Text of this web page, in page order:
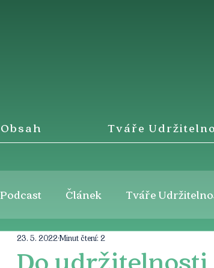
Obsah Tváře
Podcast Článek Tváře
Do
23. 5. 2022Minut čtení: 2